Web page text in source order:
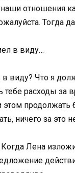
отношения
Тогда
в виду…
виду? Что я
тебе расходы за
этом продолжать
ничего за это
Лена